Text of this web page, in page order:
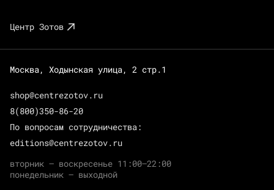
Центр Зотов
Москва, Ходынская улица, 2 стр.1
shop@centrezotov.ru
8(800)350-86-20
По вопросам сотрудничества:
editions@centrezotov.ru
вторник — воскресенье 11:00–22:00
понедельник — выходной